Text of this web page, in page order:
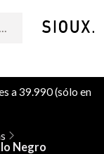
a 39.990 (sólo en
Negro